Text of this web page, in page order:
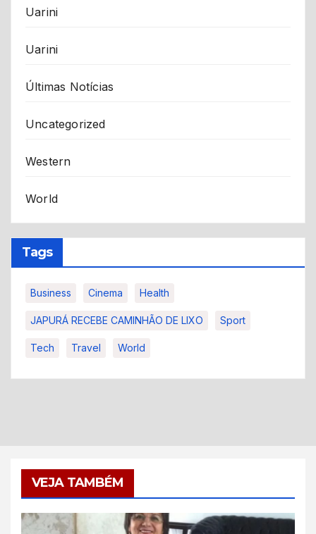
Uarini
Uarini
Últimas Notícias
Uncategorized
Western
World
Tags
Business Cinema Health
JAPURÁ RECEBE CAMINHÃO DE LIXO Sport
Tech Travel World
VEJA TAMBÉM